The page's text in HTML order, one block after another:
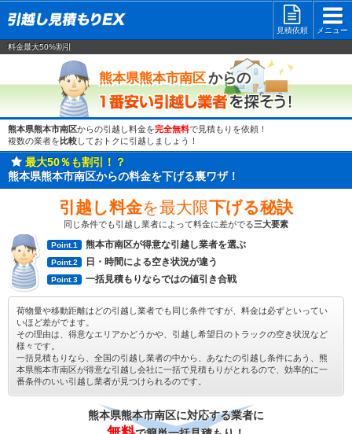
見積依頼
メニュー
料金最大50%割引
熊本県熊本市南区からの
熊本県熊本市南区からの引越し料金を完全無料で見積もりを依頼！
複数の業者を 比較しておトクに引越しましょう！
最大50％も割引！？
熊本県熊本市南区からの料金を下げる裏ワザ！
引越し料金を最大限下げる秘訣
同じ条件でも引越し業者によって料金に差がでる三大要素
Point.1 熊本市南区が得意な引越し業者を選ぶ
Point.2 日・時間による空き状況が違う
Point.3 一括見積もりならではの値引き合戦
荷物量や移動距離はどの引越し業者でも同じ条件ですが、料金は必ずといってい
いほど差がでます。
その理由は、得意なエリアかどうかや、引越し希望日のトラックの空き状況など
様々です。
一括見積もりなら、全国の引越し業者の中から、あなたの引越し条件にあう、熊
本県熊本市南区が得意な引越し会社に一括で見積もりがとれるので、効率的に一
番条件のいい引越し業者が見つけられるのです。
熊本県熊本市南区に対応する業者に